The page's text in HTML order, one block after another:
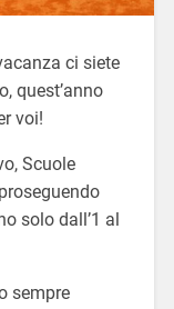
ci siete
quest’anno
voi!
Scuole
solo dall’1 al
sempre